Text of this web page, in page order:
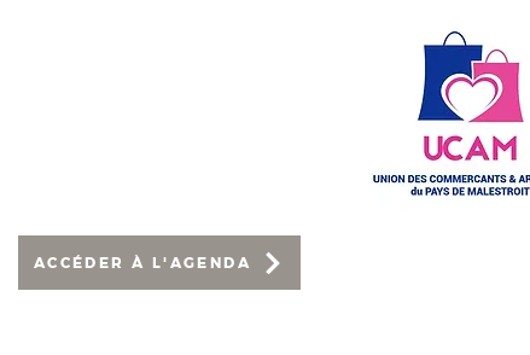
ACCÉDER À L'AGENDA